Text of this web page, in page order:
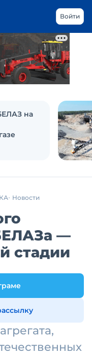
Войти
на
Новости
—
стадии